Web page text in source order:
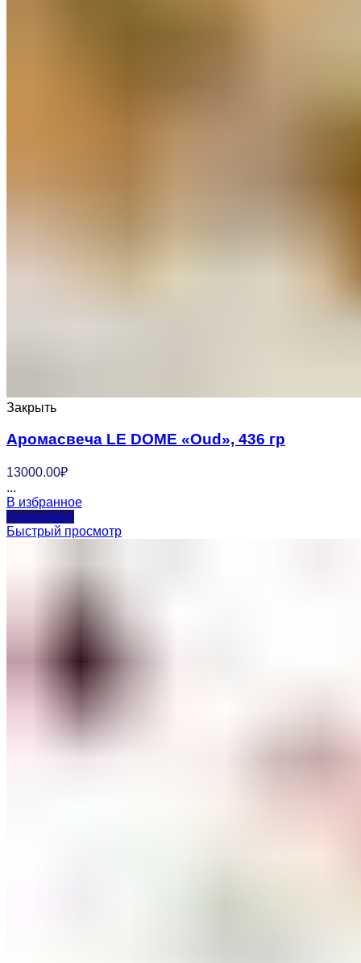
Закрыть
Аромасвеча LE DOME «Oud», 436 гр
13000.00₽
...
В избранное
Подробнее
Быстрый просмотр